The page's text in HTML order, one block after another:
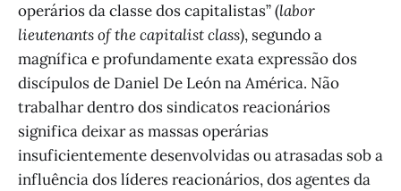
operários da classe dos capitalistas” (labor
lieutenants of the capitalist class), segundo a
magnífica e profundamente exata expressão dos
discípulos de Daniel De León na América. Não
trabalhar dentro dos sindicatos reacionários
significa deixar as massas operárias
insuficientemente desenvolvidas ou atrasadas sob a
influência dos líderes reacionários, dos agentes da